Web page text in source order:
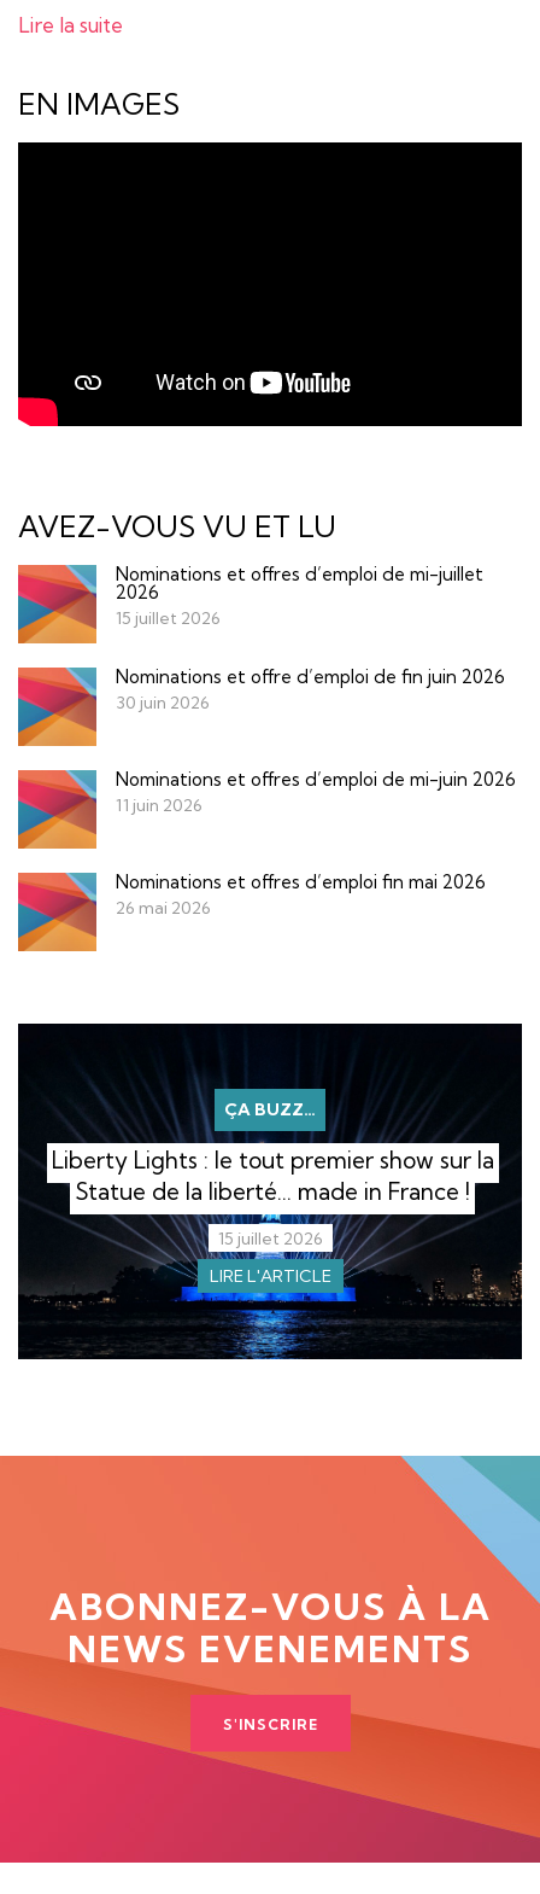
Lire la suite
EN IMAGES
AVEZ-VOUS VU ET LU
Nominations et offres d’emploi de mi-juillet
2026
15 juillet 2026
Nominations et offre d’emploi de fin juin 2026
30 juin 2026
Nominations et offres d’emploi de mi-juin 2026
11 juin 2026
Nominations et offres d’emploi fin mai 2026
26 mai 2026
ÇA BUZZ…
Liberty Lights : le tout premier show sur la
Statue de la liberté… made in France !
15 juillet 2026
LIRE L'ARTICLE
ABONNEZ-VOUS À LA
NEWS EVENEMENTS
S'INSCRIRE